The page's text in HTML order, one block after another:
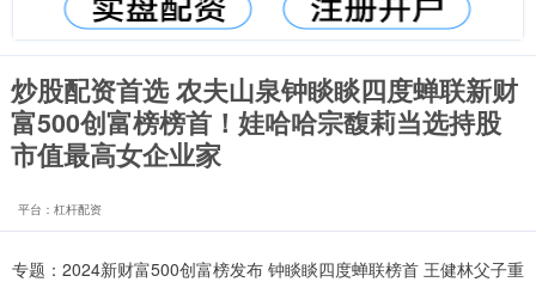
炒股配资首选 农夫山泉钟睒睒四度蝉联新财
富500创富榜榜首！娃哈哈宗馥莉当选持股
市值最高女企业家
平台：杠杆配资
专题：2024新财富500创富榜发布 钟睒睒四度蝉联榜首 王健林父子重